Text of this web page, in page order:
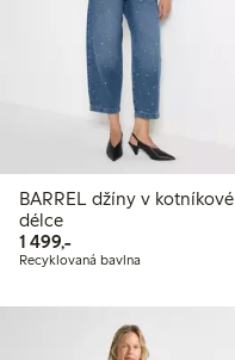
BARREL džíny v kotníkové
délce
1 499,-1 499,00 Kč
Recyklovaná bavlna